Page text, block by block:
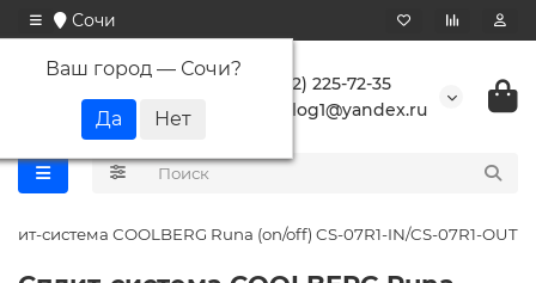
Сочи
Ваш город — Сочи?
+7 (862) 225-72-35
buranlog1@yandex.ru
система СOOLBERG Runa (on/off) CS-07R1-IN/CS-07R1-OUT